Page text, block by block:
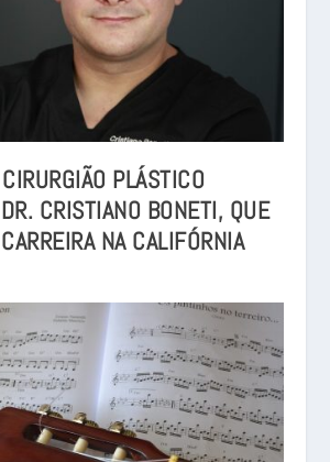
PLÁSTICO
CRISTIANO BONETI, QUE
NA CALIFÓRNIA